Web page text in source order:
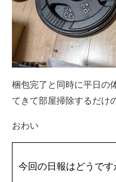
梱包完了と同時に平日の
てきて部屋掃除するだけ
おわい
今回の日報はどうです